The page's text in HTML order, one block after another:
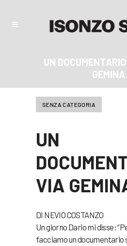
UN
GEMINA
SENZA CATEGORIA
UN
VIA
DI NEVIO COSTANZO
Un giorno Dario mi disse:
facciamo un documentario